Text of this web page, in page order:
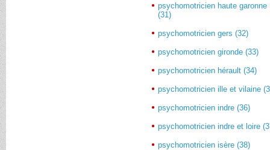
psychomotricien haute garonne
(31)
psychomotricien gers (32)
psychomotricien gironde (33)
psychomotricien hérault (34)
psychomotricien ille et vilaine
psychomotricien indre (36)
psychomotricien indre et loire
psychomotricien isère (38)